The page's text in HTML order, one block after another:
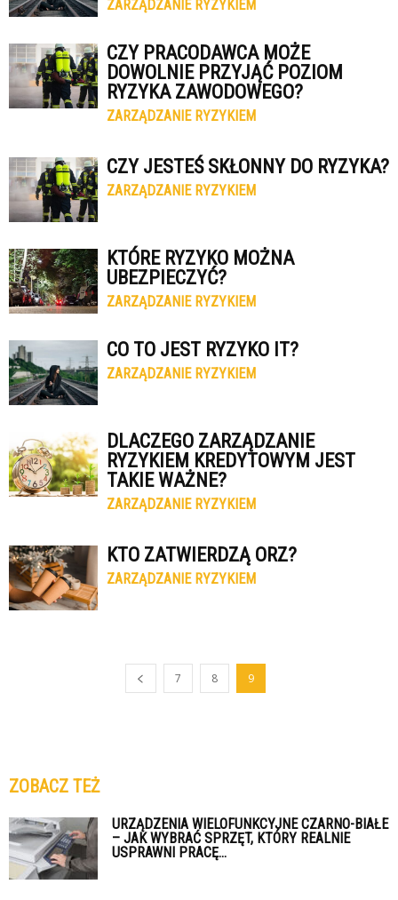
ZARZĄDZANIE RYZYKIEM
CZY PRACODAWCA MOŻE
DOWOLNIE PRZYJĄĆ POZIOM
RYZYKA ZAWODOWEGO?
ZARZĄDZANIE RYZYKIEM
CZY JESTEŚ SKŁONNY DO RYZYKA?
ZARZĄDZANIE RYZYKIEM
KTÓRE RYZYKO MOŻNA
UBEZPIECZYĆ?
ZARZĄDZANIE RYZYKIEM
CO TO JEST RYZYKO IT?
ZARZĄDZANIE RYZYKIEM
DLACZEGO ZARZĄDZANIE
RYZYKIEM KREDYTOWYM JEST
TAKIE WAŻNE?
ZARZĄDZANIE RYZYKIEM
KTO ZATWIERDZĄ ORZ?
ZARZĄDZANIE RYZYKIEM
7 8 9
ZOBACZ TEŻ
URZĄDZENIA WIELOFUNKCYJNE CZARNO-BIAŁE
– JAK WYBRAĆ SPRZĘT, KTÓRY REALNIE
USPRAWNI PRACĘ...